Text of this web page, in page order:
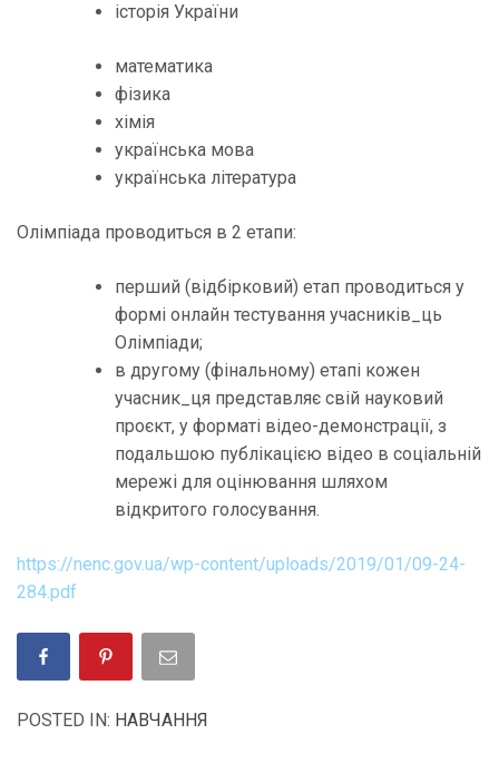
історія України
математика
фізика
хімія
українська мова
українська література
Олімпіада проводиться в 2 етапи:
перший (відбірковий) етап проводиться у
формі онлайн тестування учасників_ць
Олімпіади;
в другому (фінальному) етапі кожен
учасник_ця представляє свій науковий
проєкт, у форматі відео-демонстрації, з
подальшою публікацією відео в соціальній
мережі для оцінювання шляхом
відкритого голосування.
https://nenc.gov.ua/wp-content/uploads/2019/01/09-24-
284.pdf
POSTED IN: НАВЧАННЯ